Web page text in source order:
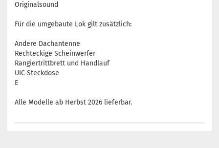
Originalsound
Für die umgebaute Lok gilt zusätzlich:
Andere Dachantenne
Rechteckige Scheinwerfer
Rangiertrittbrett und Handlauf
UIC-Steckdose
E
Alle Modelle ab Herbst 2026 lieferbar.